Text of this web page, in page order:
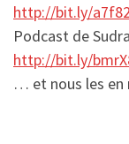
http://bit.ly/
Podcast de
http://bit.ly/
… et nous les en